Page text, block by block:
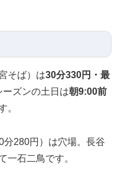
そば）は30分330円・最
ーズンの土日は朝9:00前
。
分280円）は穴場。長谷
一石二鳥です。